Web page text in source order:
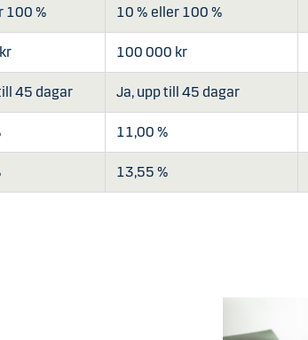
100 % 10 % eller 100 %
100 000 kr
45 dagar Ja, upp till 45 dagar
11,00 %
13,55 %